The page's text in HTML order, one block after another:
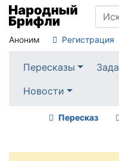
Аноним Регистрация
Пересказы
Новости
Пересказ